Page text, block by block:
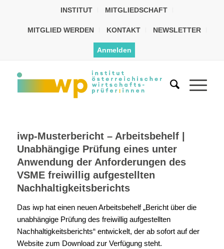
INSTITUT MITGLIEDSCHAFT
MITGLIED WERDEN KONTAKT NEWSLETTER
Anmelden
iwp-Musterbericht – Arbeitsbehelf |
Unabhängige Prüfung eines unter
Anwendung der Anforderungen des
VSME freiwillig aufgestellten
Nachhaltigkeitsberichts
Das iwp hat einen neuen Arbeitsbehelf „Bericht über die
unabhängige Prüfung des freiwillig aufgestellten
Nachhaltigkeitsberichts“ entwickelt, der ab sofort auf der
Website zum Download zur Verfügung steht.